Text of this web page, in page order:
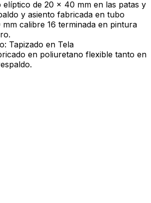
elíptico de 20 x 40 mm en las patas y
y asiento fabricada en tubo
calibre 16 terminada en pintura
Tapizado en Tela
en poliuretano flexible tanto en